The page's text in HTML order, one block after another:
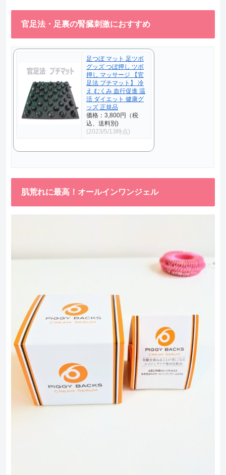
官足法・足裏の腎臓刺激におすすめ
足つぼ マット 足ツボ
グッズ つぼ押し ツボ
押し マッサージ 【官
足法 プチマット】 冷
え むくみ 血行促進 温
活 ダイエット 健康グ
ッズ 正規品
価格：3,800円（税
込、送料別)
(2023/5/13時点)
肌荒れに最高！オールインワンジェル